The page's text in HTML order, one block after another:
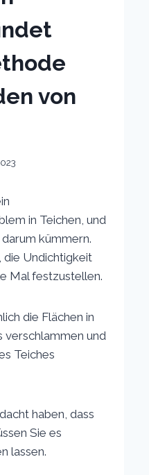
von
in Teichen, und
kümmern.
die Undichtigkeit
Mal festzustellen.
die Flächen in
verschlammen und
Teiches
haben, dass
Sie es
lassen.